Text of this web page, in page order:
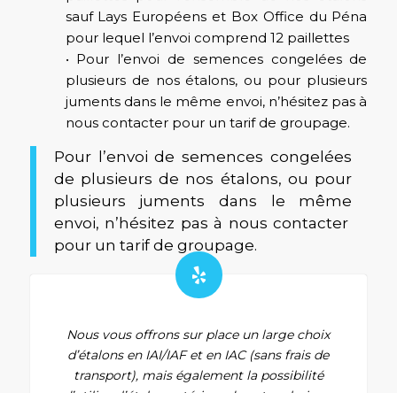
sauf Lays Européens et Box Office du Péna
pour lequel l’envoi comprend 12 paillettes
• Pour l’envoi de semences congelées de
plusieurs de nos étalons, ou pour plusieurs
juments dans le même envoi, n’hésitez pas à
nous contacter pour un tarif de groupage.
Pour l’envoi de semences congelées
de plusieurs de nos étalons, ou pour
plusieurs juments dans le même
envoi, n’hésitez pas à nous contacter
pour un tarif de groupage.
Nous vous offrons sur place un large choix
d’étalons en IAI/IAF et en IAC (sans frais de
transport), mais également la possibilité